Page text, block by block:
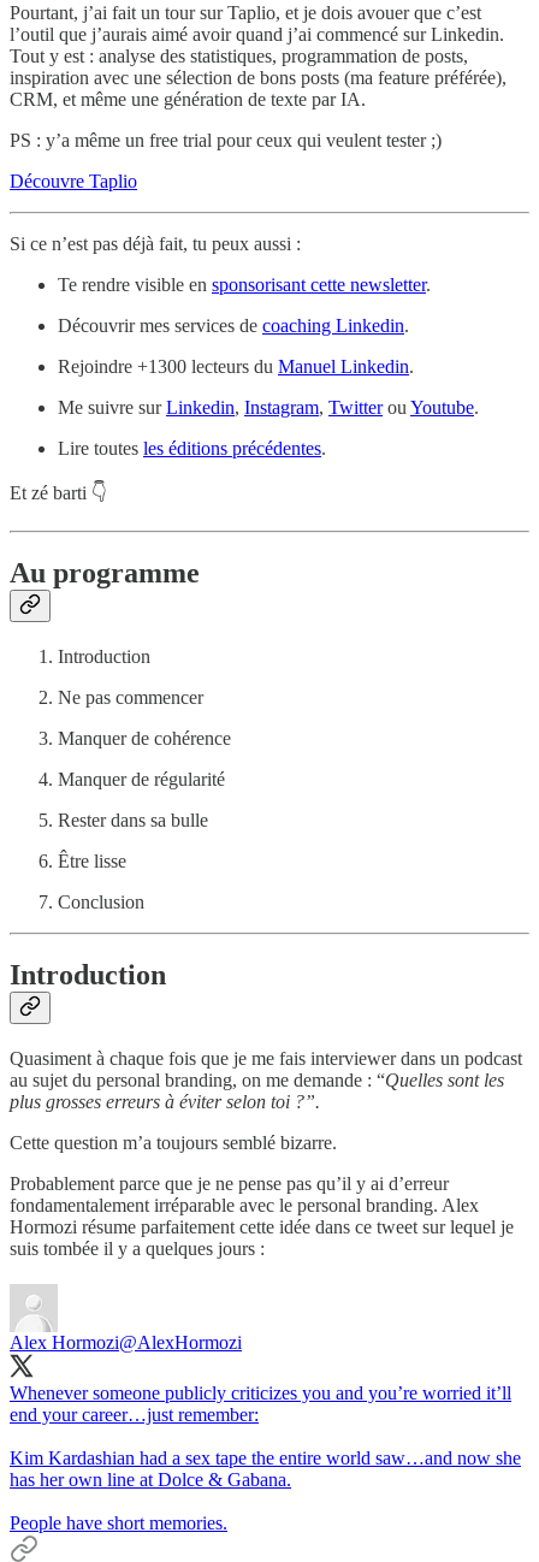
Pourtant, j’ai fait un tour sur Taplio, et je dois avouer que c’est
l’outil que j’aurais aimé avoir quand j’ai commencé sur Linkedin.
Tout y est : analyse des statistiques, programmation de posts,
inspiration avec une sélection de bons posts (ma feature préférée),
CRM, et même une génération de texte par IA.
PS : y’a même un free trial pour ceux qui veulent tester ;)
Découvre Taplio
Si ce n’est pas déjà fait, tu peux aussi :
Te rendre visible en sponsorisant cette newsletter.
Découvrir mes services de coaching Linkedin.
Rejoindre +1300 lecteurs du Manuel Linkedin.
Me suivre surLinkedin, Instagram, Twitterou Youtube.
Lire toutes les éditions précédentes.
Et zé barti 👇
Au programme
Introduction
Ne pas commencer
Manquer de cohérence
Manquer de régularité
Rester dans sa bulle
Être lisse
Conclusion
Introduction
Quasiment à chaque fois que je me fais interviewer dans un podcast
au sujet du personal branding, on me demande : “Quelles sont les
plus grosses erreurs à éviter selon toi ?”.
Cette question m’a toujours semblé bizarre.
Probablement parce que je ne pense pas qu’il y ai d’erreur
fondamentalement irréparable avec le personal branding. Alex
Hormozi résume parfaitement cette idée dans ce tweet sur lequel je
suis tombée il y a quelques jours :
Alex Hormozi@AlexHormozi
Whenever someone publicly criticizes you and you’re worried it’ll
end your career…just remember:
Kim Kardashian had a sex tape the entire world saw…and now she
has her own line at Dolce & Gabana.
People have short memories.